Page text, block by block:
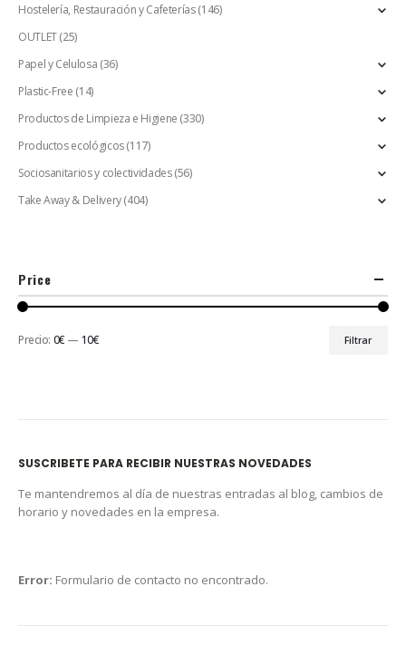
Hostelería, Restauración y Cafeterías(146)
OUTLET(25)
Papel y Celulosa (36)
Plastic-Free (14)
Productos de Limpieza e Higiene (330)
Productos ecológicos(117)
Sociosanitarios y colectividades (56)
Take Away & Delivery(404)
Price
Filtrar
Precio: 0€ — 10€
SUSCRIBETE PARA RECIBIR NUESTRAS NOVEDADES
Te mantendremos al día de nuestras entradas al blog, cambios de
horario y novedades en la empresa.
Error: Formulario de contacto no encontrado.